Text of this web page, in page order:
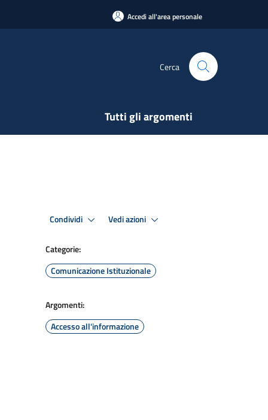
Accedi all'area personale
Cerca
Tutti gli argomenti
Condividi Vedi azioni
Categorie:
Comunicazione Istituzionale
Argomenti:
Accesso all'informazione